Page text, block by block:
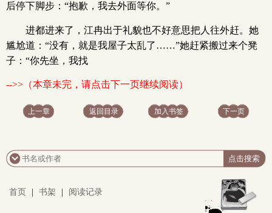
后停下脚步：“抱歉，我去外面等你。”
进都进来了，江冉出于礼貌也不好意思把人往外赶。她
尴尬道：“没有，就是我屋子太乱了……”她赶紧搬过来个凳
子：“你先坐，我找
-->>（本章未完，请点击下一页继续阅读）
上一章 返回目录 加入书签 下一页
首页 书架 阅读记录